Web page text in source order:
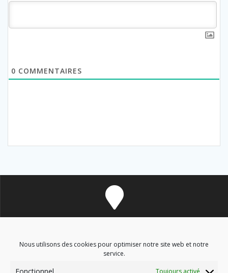
Nous utilisons des cookies pour optimiser notre site web et notre
service.
Toujours activé
0 COMMENTAIRES